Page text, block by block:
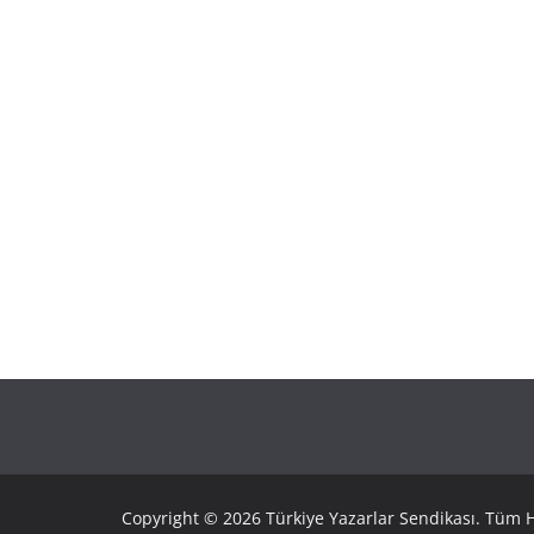
Copyright © 2026 Türkiye Yazarlar Sendikası. Tüm